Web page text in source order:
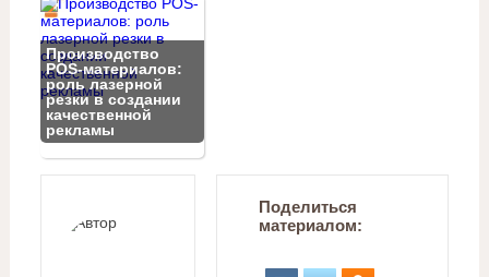
Производство
POS-материалов:
роль лазерной
резки в создании
качественной
рекламы
Поделиться
материалом: